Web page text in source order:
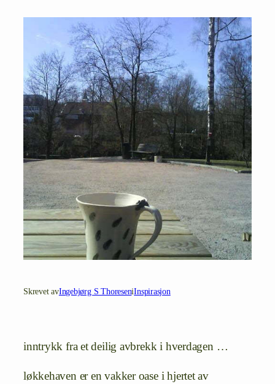
Skrevet avIngebjørg S ThoreseniInspirasjon
inntrykk fra et deilig avbrekk i hverdagen …
løkkehaven er en vakker oase i hjertet av